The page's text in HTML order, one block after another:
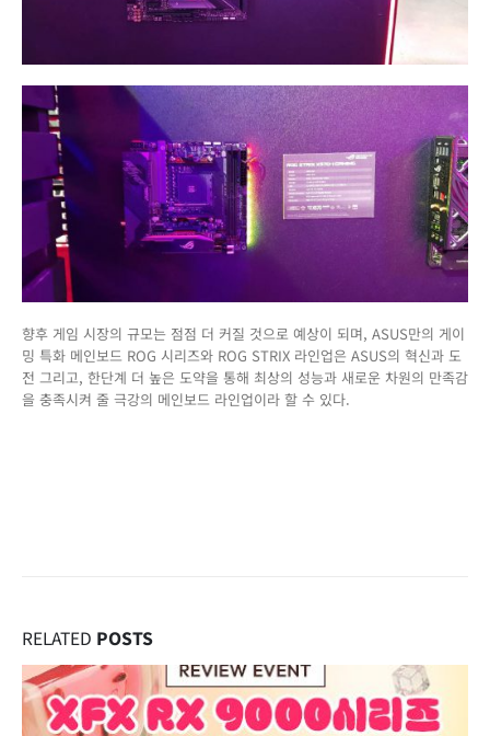
향후 게임 시장의 규모는 점점 더 커질 것으로 예상이 되며, ASUS만의 게이
밍 특화 메인보드 ROG 시리즈와 ROG STRIX 라인업은 ASUS의 혁신과 도
전 그리고, 한단계 더 높은 도약을 통해 최상의 성능과 새로운 차원의 만족감
을 충족시켜 줄 극강의 메인보드 라인업이라 할 수 있다.
RELATED POSTS